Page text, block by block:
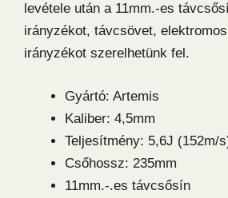
levétele után a 11mm.-es
irányzékot, távcsövet,
irányzékot szerelhetünk fel.
Gyártó: Artemis
Kaliber: 4,5mm
Teljesítmény: 5,6J (152m/
Csőhossz: 235mm
11mm.-.es távcsősín